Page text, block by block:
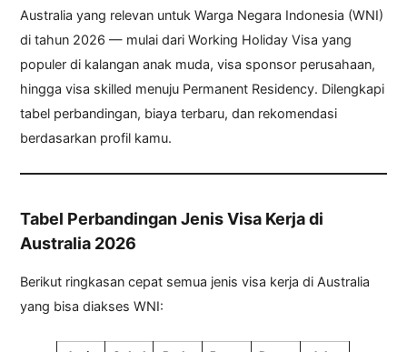
Australia yang relevan untuk Warga Negara Indonesia (WNI)
di tahun 2026 — mulai dari Working Holiday Visa yang
populer di kalangan anak muda, visa sponsor perusahaan,
hingga visa skilled menuju Permanent Residency. Dilengkapi
tabel perbandingan, biaya terbaru, dan rekomendasi
berdasarkan profil kamu.
Tabel Perbandingan Jenis Visa Kerja di
Australia 2026
Berikut ringkasan cepat semua jenis visa kerja di Australia
yang bisa diakses WNI: